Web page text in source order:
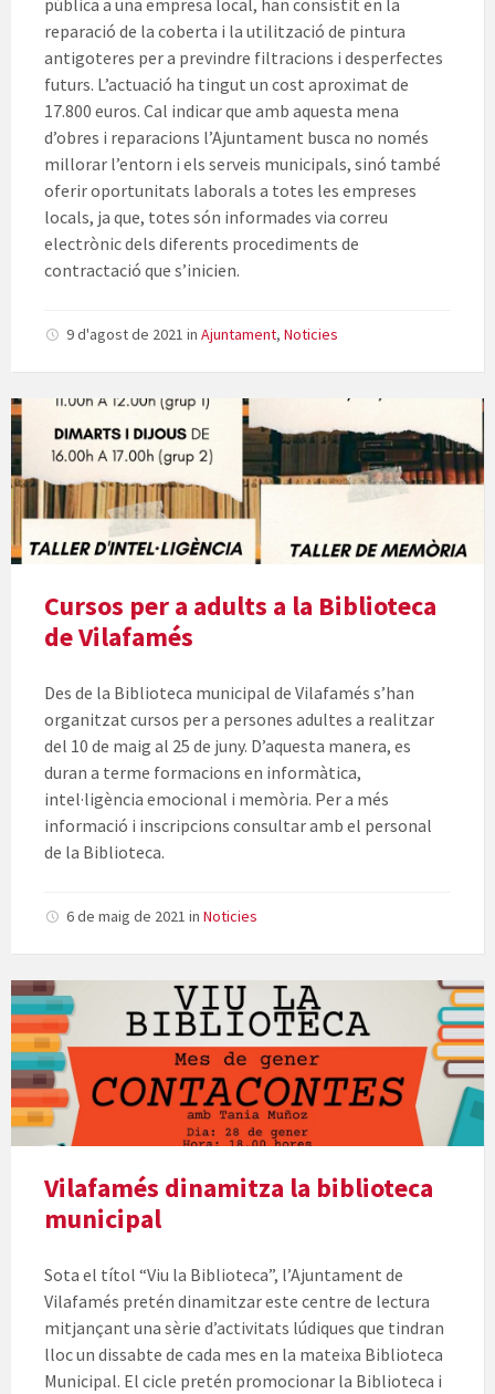
pública a una empresa local, han consistit en la
reparació de la coberta i la utilització de pintura
antigoteres per a previndre filtracions i desperfectes
futurs. L’actuació ha tingut un cost aproximat de
17.800 euros. Cal indicar que amb aquesta mena
d’obres i reparacions l’Ajuntament busca no només
millorar l’entorn i els serveis municipals, sinó també
oferir oportunitats laborals a totes les empreses
locals, ja que, totes són informades via correu
electrònic dels diferents procediments de
contractació que s’inicien.
9 d'agost de 2021 in Ajuntament, Noticies
Cursos per a adults a la Biblioteca
de Vilafamés
Des de la Biblioteca municipal de Vilafamés s’han
organitzat cursos per a persones adultes a realitzar
del 10 de maig al 25 de juny. D’aquesta manera, es
duran a terme formacions en informàtica,
intel·ligència emocional i memòria. Per a més
informació i inscripcions consultar amb el personal
de la Biblioteca.
6 de maig de 2021 in Noticies
Vilafamés dinamitza la biblioteca
municipal
Sota el títol “Viu la Biblioteca”, l’Ajuntament de
Vilafamés pretén dinamitzar este centre de lectura
mitjançant una sèrie d’activitats lúdiques que tindran
lloc un dissabte de cada mes en la mateixa Biblioteca
Municipal. El cicle pretén promocionar la Biblioteca i